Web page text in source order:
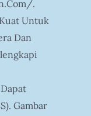
.
Untuk
Dan
Gambar